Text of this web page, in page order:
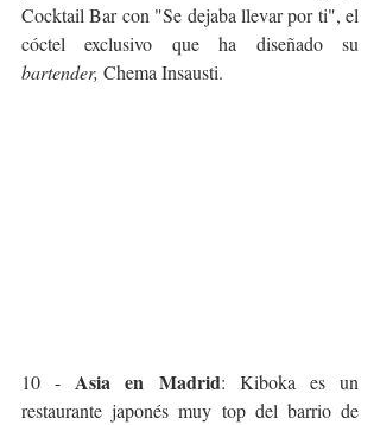
Cocktail Bar con "Se dejaba llevar por ti", el
bartender, Chema Insausti.
10 - Asia en Madrid: Kiboka es un
restaurante japonés muy top del barrio de